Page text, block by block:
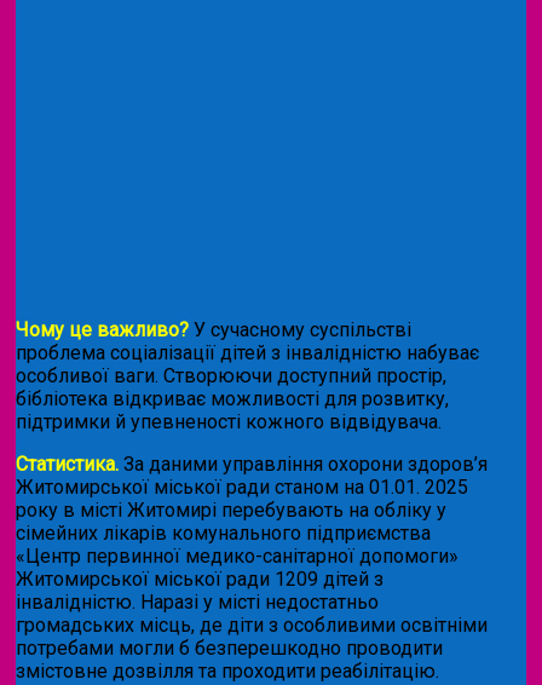
Чому це важливо? У сучасному суспільстві
проблема соціалізації дітей з інвалідністю набуває
особливої ваги. Створюючи доступний простір,
бібліотека відкриває можливості для розвитку,
підтримки й упевненості кожного відвідувача.
Статистика. За даними управління охорони здоров’я
Житомирської міської ради станом на 01.01. 2025
року в місті Житомирі перебувають на обліку у
сімейних лікарів комунального підприємства
«Центр первинної медико-санітарної допомоги»
Житомирської міської ради 1209 дітей з
інвалідністю. Наразі у місті недостатньо
громадських місць, де діти з особливими освітніми
потребами могли б безперешкодно проводити
змістовне дозвілля та проходити реабілітацію.